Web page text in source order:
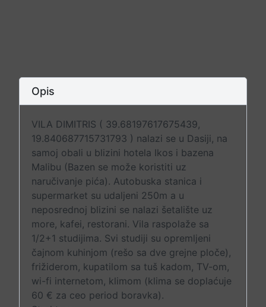
Opis
VILA DIMITRIS ( 39.68197617675439,
19.840687715731793 ) nalazi se u Dasiji, na
samoj obali u blizini hotela Ikos i bazena
Malibu (Bazen se može koristiti uz
naručivanje pića). Autobuska stanica i
supermarket su udaljeni 250m a u
neposrednoj blizini se nalazi šetalište uz
more, kafei, restorani. Vila raspolaže sa
1/2+1 studijima. Svi studiji su opremljeni
čajnom kuhinjom (rešo sa dve grejne ploče),
frižiderom, kupatilom sa tuš kadom, TV-om,
wi-fi internetom, klimom (klima se doplaćuje
60 € za ceo period boravka).